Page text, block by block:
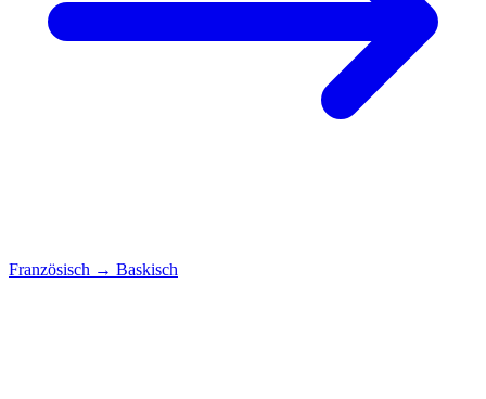
Französisch → Baskisch